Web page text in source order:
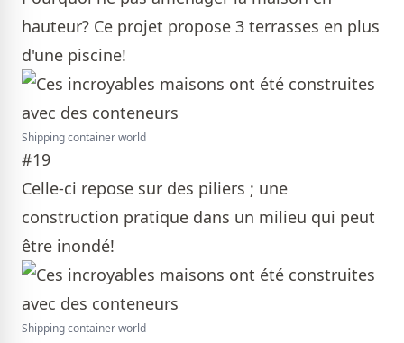
hauteur? Ce projet propose 3 terrasses en plus
d'une piscine!
Shipping container world
#19
Celle-ci repose sur des piliers ; une
construction pratique dans un milieu qui peut
être inondé!
Shipping container world